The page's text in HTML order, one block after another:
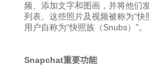
频、添加文字和图画，并将他们
列表。这些照片及视频被称为“快
用户自称为“快照族（Snubs）”。
Snapchat重要功能